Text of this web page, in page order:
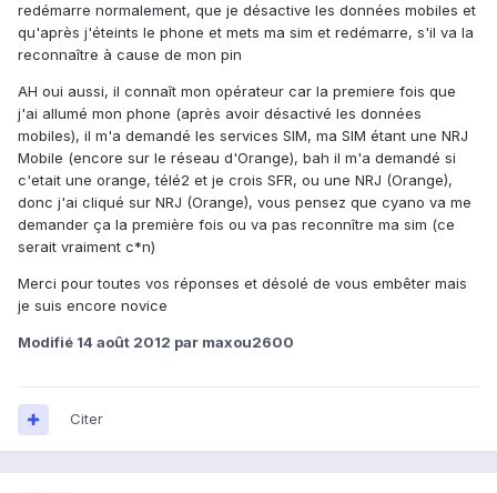
redémarre normalement, que je désactive les données mobiles et
qu'après j'éteints le phone et mets ma sim et redémarre, s'il va la
reconnaître à cause de mon pin
AH oui aussi, il connaît mon opérateur car la premiere fois que
j'ai allumé mon phone (après avoir désactivé les données
mobiles), il m'a demandé les services SIM, ma SIM étant une NRJ
Mobile (encore sur le réseau d'Orange), bah il m'a demandé si
c'etait une orange, télé2 et je crois SFR, ou une NRJ (Orange),
donc j'ai cliqué sur NRJ (Orange), vous pensez que cyano va me
demander ça la première fois ou va pas reconnître ma sim (ce
serait vraiment c*n)
Merci pour toutes vos réponses et désolé de vous embêter mais
je suis encore novice
Modifié 14 août 2012 par maxou2600
Citer